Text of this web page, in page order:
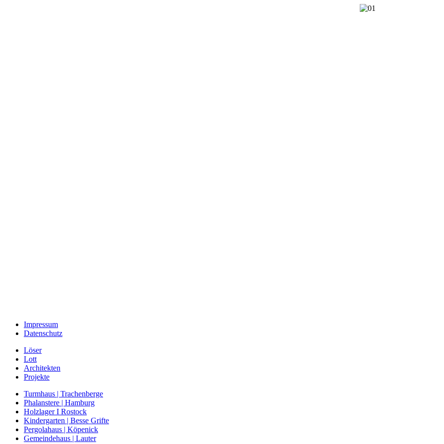
Impressum
Datenschutz
Löser
Lott
Architekten
Projekte
Turmhaus | Trachenberge
Phalanstere | Hamburg
Holzlager I Rostock
Kindergarten | Besse Grifte
Pergolahaus | Köpenick
Gemeindehaus | Lauter